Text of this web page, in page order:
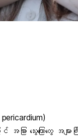
ြား သွေးကြောတွေ အမ